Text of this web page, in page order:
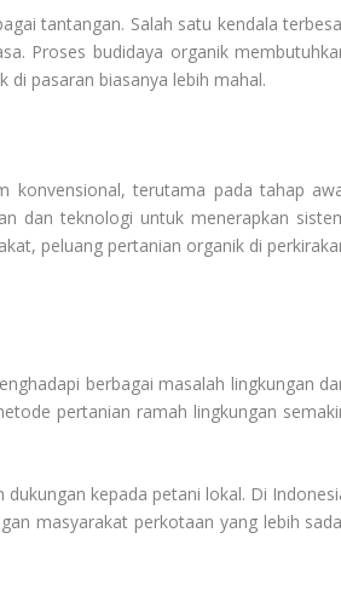
tantangan. Salah satu kendala
Proses budidaya organik
di pasaran biasanya lebih mahal.
konvensional, terutama pada tahap
dan teknologi untuk menerapkan
peluang pertanian organik di
berbagai masalah lingkungan
pertanian ramah lingkungan
kepada petani lokal. Di
masyarakat perkotaan yang lebih